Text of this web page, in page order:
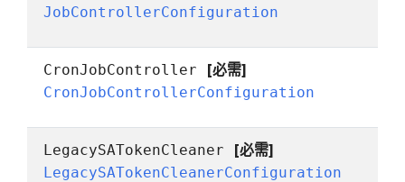
JobControllerConfiguration
CronJobController [必需]
CronJobControllerConfiguration
LegacySATokenCleaner [必需]
LegacySATokenCleanerConfiguration